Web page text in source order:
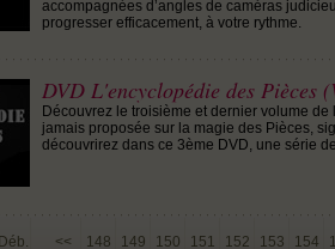
accompagnées d’angles de caméras
progresser efficacement, à votre rythme.
DVD L'encyclopédie des Pièces
Découvrez le troisième et dernier volume
jamais proposée sur la magie des Pièces,
découvrirez dans ce 3ème DVD, une série
Déb. << 148 149 150 151 152 153 154